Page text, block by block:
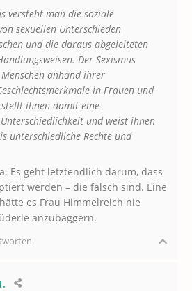
versteht man die soziale
sexuellen Unterschieden
und die daraus abgeleiteten
Der Sexismus
anhand ihrer
in Frauen und
ihnen damit eine
und weist ihnen
unterschiedliche Rechte und
Es geht letztendlich darum, dass
werden – die falsch sind. Eine
es Frau Himmelreich nie
anzubaggern.